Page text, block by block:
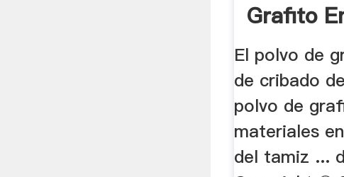
Grafito
El polvo de
de cribado
polvo de
materiales
del tamiz ...